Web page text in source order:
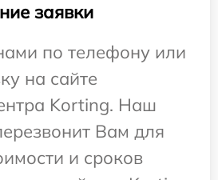
заявки
по телефону или
на сайте
Korting. Наш
Вам для
и сроков